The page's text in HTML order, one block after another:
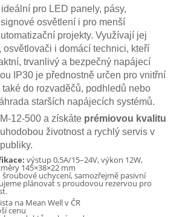
pro LED panely, pásy,
osvětlení i pro menší
projekty. Využívají jej
osvětlovači i domácí technici, kteří
trvanlivý a bezpečný napájecí
IP30 je přednostně určen pro vnitřní
do rozvaděčů, podhledů nebo
starších napájecích systémů.
12-500 a získáte prémiovou kvalitu
životnost a rychlý servis v
výstup 0,5A/15–24V, výkon 12W,
145×38×22 mm
šroubové uchycení, samozřejmě pasivní
plánovat s proudovou rezervou pro
na Mean Well v ČR
cenu